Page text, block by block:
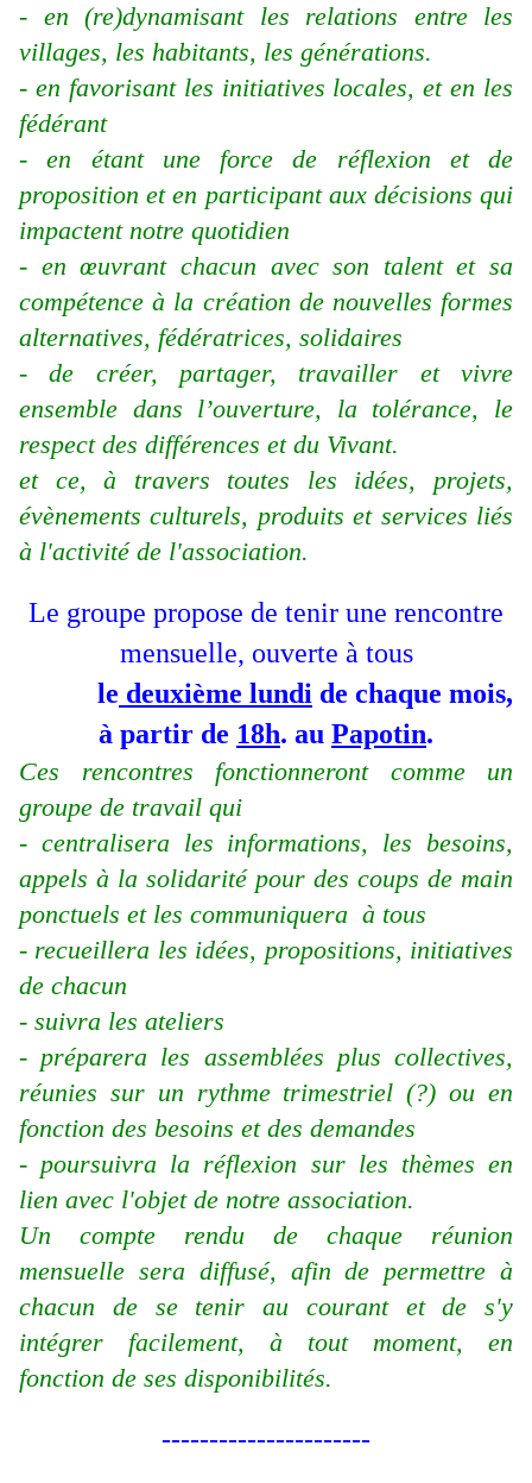
- en (re)dynamisant les relations entre les
villages, les habitants, les générations.
- en favorisant les initiatives locales, et en les
fédérant
- en étant une force de réflexion et de
proposition et en participant aux décisions qui
impactent notre quotidien
- en œuvrant chacun avec son talent et sa
compétence à la création de nouvelles formes
alternatives, fédératrices, solidaires
- de créer, partager, travailler et vivre
ensemble dans l’ouverture, la tolérance, le
respect des différences et du Vivant.
et ce, à travers toutes les idées, projets,
évènements culturels, produits et services liés
à l'activité de l'association.
Le groupe propose de tenir une rencontre
mensuelle, ouverte à tous
le deuxième lundi de chaque mois,
à partir de 18h. au Papotin.
Ces rencontres fonctionneront comme un
groupe de travail qui
- centralisera les informations, les besoins,
appels à la solidarité pour des coups de main
ponctuels et les communiquera à tous
- recueillera les idées, propositions, initiatives
de chacun
- suivra les ateliers
- préparera les assemblées plus collectives,
réunies sur un rythme trimestriel (?) ou en
fonction des besoins et des demandes
- poursuivra la réflexion sur les thèmes en
lien avec l'objet de notre association.
Un compte rendu de chaque réunion
mensuelle sera diffusé, afin de permettre à
chacun de se tenir au courant et de s'y
intégrer facilement, à tout moment, en
fonction de ses disponibilités.
----------------------